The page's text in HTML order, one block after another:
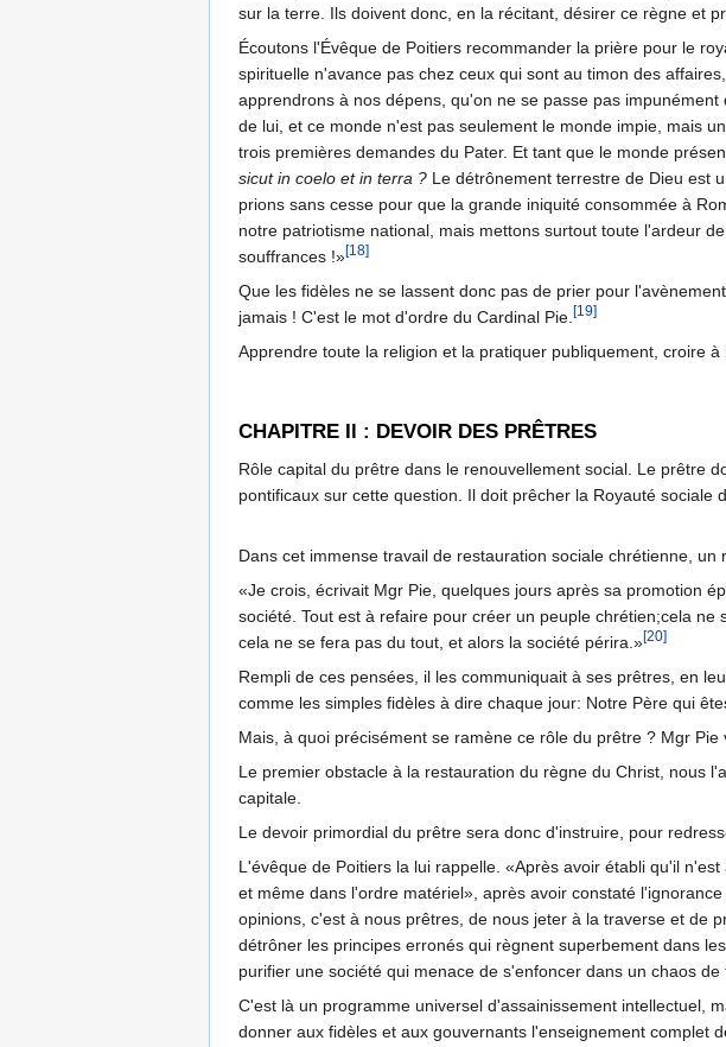
sur la terre. Ils doivent donc, en la récitant, désirer ce règne et
Écoutons l'Évêque de Poitiers recommander la prière pour le
spirituelle n'avance pas chez ceux qui sont au timon des
apprendrons à nos dépens, qu'on ne se passe pas
de lui, et ce monde n'est pas seulement le monde impie, mais
trois premières demandes du Pater. Et tant que le monde
sicut in coelo et in terra ? Le détrônement terrestre de Dieu est
prions sans cesse pour que la grande iniquité consommée à
notre patriotisme national, mais mettons surtout toute l'ardeur
souffrances !»[18]
Que les fidèles ne se lassent donc pas de prier pour
jamais ! C'est le mot d'ordre du Cardinal Pie. [19]
Apprendre toute la religion et la pratiquer publiquement, croire
CHAPITRE Il : DEVOIR DES PRÊTRES
Rôle capital du prêtre dans le renouvellement social. Le prêtre
pontificaux sur cette question. Il doit prêcher la Royauté sociale
Dans cet immense travail de restauration sociale chrétienne,
«Je crois, écrivait Mgr Pie, quelques jours après sa promotion
société. Tout est à refaire pour créer un peuple chrétien;cela
cela ne se fera pas du tout, et alors la société périra.»[20]
Rempli de ces pensées, il les communiquait à ses prêtres, en
comme les simples fidèles à dire chaque jour: Notre Père qui
Mais, à quoi précisément se ramène ce rôle du prêtre ? Mgr Pie
Le premier obstacle à la restauration du règne du Christ, nous
capitale.
Le devoir primordial du prêtre sera donc d'instruire, pour
L'évêque de Poitiers la lui rappelle. «Après avoir établi qu'il
et même dans l'ordre matériel», après avoir constaté
opinions, c'est à nous prêtres, de nous jeter à la traverse et de
détrôner les principes erronés qui règnent superbement dans
purifier une société qui menace de s'enfoncer dans un chaos
C'est là un programme universel d'assainissement intellectuel,
donner aux fidèles et aux gouvernants l'enseignement complet